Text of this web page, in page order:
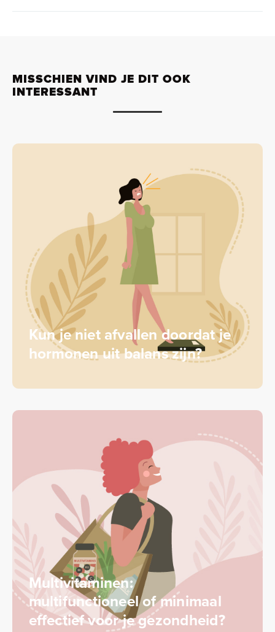
MISSCHIEN VIND JE DIT OOK
INTERESSANT
Kun je niet afvallen doordat je
hormonen uit balans zijn?
Multivitaminen:
multifunctioneel of minimaal
effectief voor je gezondheid?